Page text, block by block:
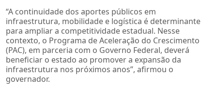
“A continuidade dos aportes públicos em
infraestrutura, mobilidade e logística é determinante
para ampliar a competitividade estadual. Nesse
contexto, o Programa de Aceleração do Crescimento
(PAC), em parceria com o Governo Federal, deverá
beneficiar o estado ao promover a expansão da
infraestrutura nos próximos anos”, afirmou o
governador.